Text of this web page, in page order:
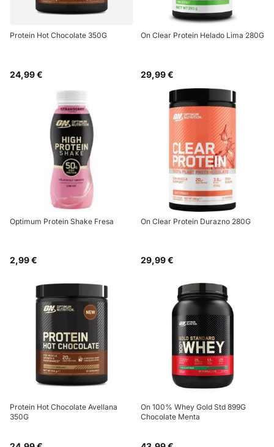
Protein Hot Chocolate 350G
24,99 €
On Clear Protein Helado Lima 280G
29,99 €
Optimum Protein Shake Fresa
2,99 €
On Clear Protein Durazno 280G
29,99 €
Protein Hot Chocolate Avellana
350G
On 100% Whey Gold Std 899G
Chocolate Menta